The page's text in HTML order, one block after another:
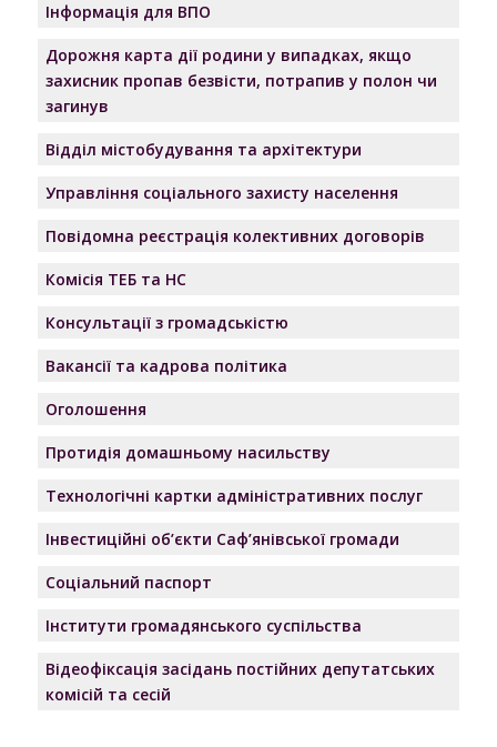
Інформація для ВПО
Дорожня карта дії родини у випадках, якщо
захисник пропав безвісти, потрапив у полон чи
загинув
Відділ містобудування та архітектури
Управління соціального захисту населення
Повідомна реєстрація колективних договорів
Комісія ТЕБ та НС
Консультації з громадськістю
Вакансії та кадрова політика
Оголошення
Протидія домашньому насильству
Технологічні картки адміністративних послуг
Інвестиційні об’єкти Саф’янівської громади
Соціальний паспорт
Інститути громадянського суспільства
Відеофіксація засідань постійних депутатських
комісій та сесій